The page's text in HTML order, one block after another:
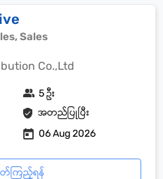
Sales
Co.,Ltd
အတည်ပြုပြီး
5 ဦး
06 Aug 2026
ကြည့်ရန်